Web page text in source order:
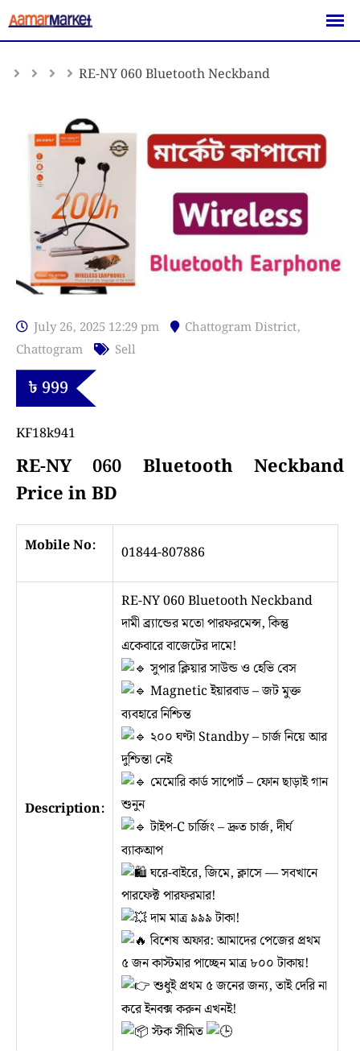
Skip
to
RE-NY 060 Bluetooth Neckband
July 26, 2025 12:29 pm Chattogram District,
Chattogram
Sell
৳ 999
KF18k941
RE-NY 060 Bluetooth Neckband
Price in BD
Mobile No: 01844-807886
Description:
RE-NY 060 Bluetooth Neckband
দামী ব্র্যান্ডের মতো পারফরমেন্স, কিন্তু
একেবারে বাজেটের দামে!
সুপার ক্লিয়ার সাউন্ড ও হেভি বেস
Magnetic ইয়ারবাড – জট মুক্ত
ব্যবহারে নিশ্চিন্ত
২০০ ঘণ্টা Standby – চার্জ নিয়ে আর
দুশ্চিন্তা নেই
মেমোরি কার্ড সাপোর্ট – ফোন ছাড়াই গান
শুনুন
টাইপ-C চার্জিং – দ্রুত চার্জ, দীর্ঘ
ব্যাকআপ
ঘরে-বাইরে, জিমে, ক্লাসে — সবখানে
পারফেক্ট পারফরমার!
দাম মাত্র ৯৯৯ টাকা!
বিশেষ অফার: আমাদের পেজের প্রথম
৫ জন কাস্টমার পাচ্ছেন মাত্র ৮০০ টাকায়!
শুধুই প্রথম ৫ জনের জন্য, তাই দেরি না
করে ইনবক্স করুন এখনই!
স্টক সীমিত